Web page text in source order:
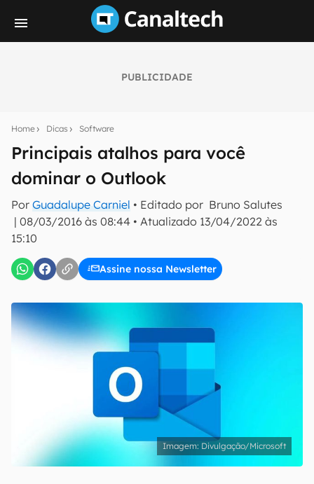
PUBLICIDADE
Home Dicas Software
Principais atalhos para você
dominar o Outlook
Por Guadalupe Carniel • Editado por Bruno Salutes
| 08/03/2016 às 08:44 • Atualizado 13/04/2022 às
15:10
Assine nossa Newsletter
notícias e reviews sobre tecnologia em primeira
mão.
E-mail
Confirmo que li, aceito e concordo com os
Divulgação/Microsoft